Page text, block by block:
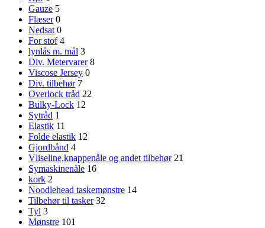
Gauze 5
Flæser 0
Nedsat 0
For stof 4
lynlås m. mål 3
Div. Metervarer 8
Viscose Jersey 0
Div. tilbehør 7
Overlock tråd 22
Bulky-Lock 12
Sytråd 1
Elastik 11
Folde elastik 12
Gjordbånd 4
Vliseline,knappenåle og andet tilbehør 21
Symaskinenåle 16
kork 2
Noodlehead taskemønstre 14
Tilbehør til tasker 32
Tyl 3
Mønstre 101